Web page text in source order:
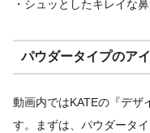
・シュッとしたキレイな
パウダータイプのア
動画内ではKATEの『デザ
す。まずは、パウダータ